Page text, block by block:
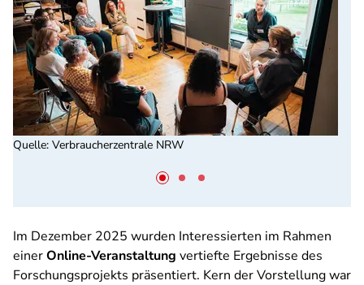
Quelle: Verbraucherzentrale NRW
Im Dezember 2025 wurden Interessierten im Rahmen
einerOnline-Veranstaltung vertiefte Ergebnisse des
Forschungsprojekts präsentiert. Kern der Vorstellung war